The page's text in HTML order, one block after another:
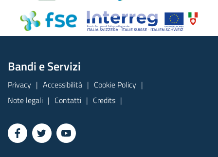
Bandi e Servizi
Privacy Accessibilità
Cookie Policy
Note legali
Contatti Credits